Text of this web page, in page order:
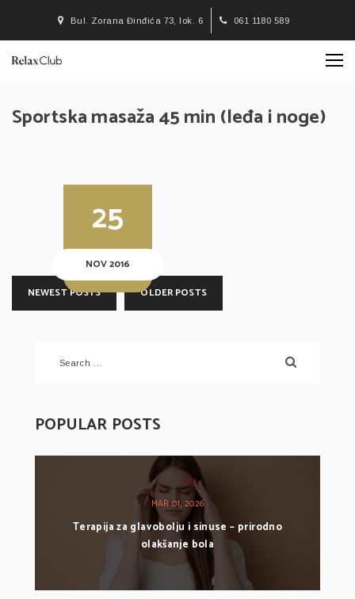
Bul. Zorana Đinđića 73, lok. 6 061 1180 589
Sportska masaža 45 min (leđa i noge)
25
NOV 2016
NEWEST POSTS
OLDER POSTS
POPULAR POSTS
MAR 01, 2026
Terapija za glavobolju i sinuse – prirodno
olakšanje bola